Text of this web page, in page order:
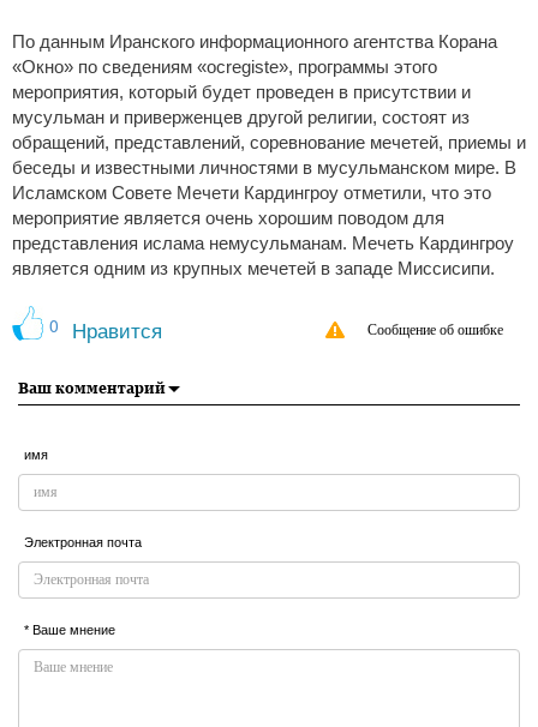
По данным Иранского информационного агентства Корана
«Окно» по cведениям «ocregiste», программы этого
мероприятия, который будет проведен в присутствии и
мусульман и приверженцев другой религии, состоят из
обращений, представлений, соревнование мечетей, приемы и
беседы и известными личностями в мусульманском мире. В
Исламском Совете Мечети Кардингроу отметили, что это
мероприятие является очень хорошим поводом для
представления ислама немусульманам. Мечеть Кардингроу
является одним из крупных мечетей в западе Миссисипи.
0 Нравится Сообщение об ошибке
Ваш комментарий
имя
Электронная почта
* Ваше мнение